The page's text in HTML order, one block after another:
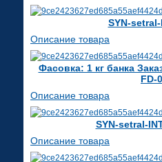
SYN-
Описание товара
Фасовка: 1 кг банка
FD-
Описание товара
SYN-setral-
Описание товара